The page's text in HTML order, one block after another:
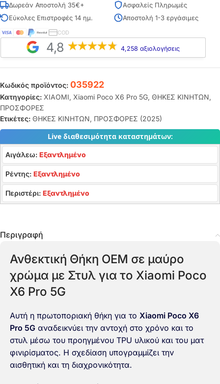
Δωρεάν Αποστολή 35€+
Ασφαλείς Πληρωμές
Εύκολες Επιστροφές 14 ημ.
Αποστολή 1-3 εργάσιμες
COD
4,8 4,258 αξιολογήσεις
Κωδικός προϊόντος: 035922
Κατηγορίες: XIAOMI, Xiaomi Poco X6 Pro 5G, ΘΗΚΕΣ ΚΙΝΗΤΩΝ,
ΠΡΟΣΦΟΡΕΣ
Ετικέτες: ΘΗΚΕΣ ΚΙΝΗΤΩΝ, ΠΡΟΣΦΟΡΕΣ (2025)
Live διαθεσιμότητα καταστημάτων:
Αιγάλεω: Εξαντλημένο
Ρέντης: Εξαντλημένο
Περιστέρι: Εξαντλημένο
Περιγραφή
Ανθεκτική Θήκη OEM σε μαύρο
χρώμα με Στυλ για το Xiaomi Poco
X6 Pro 5G
Αυτή η πρωτοποριακή θήκη για το Xiaomi Poco X6
Pro 5G αναδεικνύει την αντοχή στο χρόνο και το
στυλ μέσω του προηγμένου TPU υλικού και του ματ
φινιρίσματος. Η σχεδίαση υπογραμμίζει την
αισθητική και τη διαχρονικότητα.